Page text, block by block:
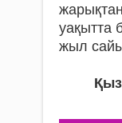
уақытта
жыл